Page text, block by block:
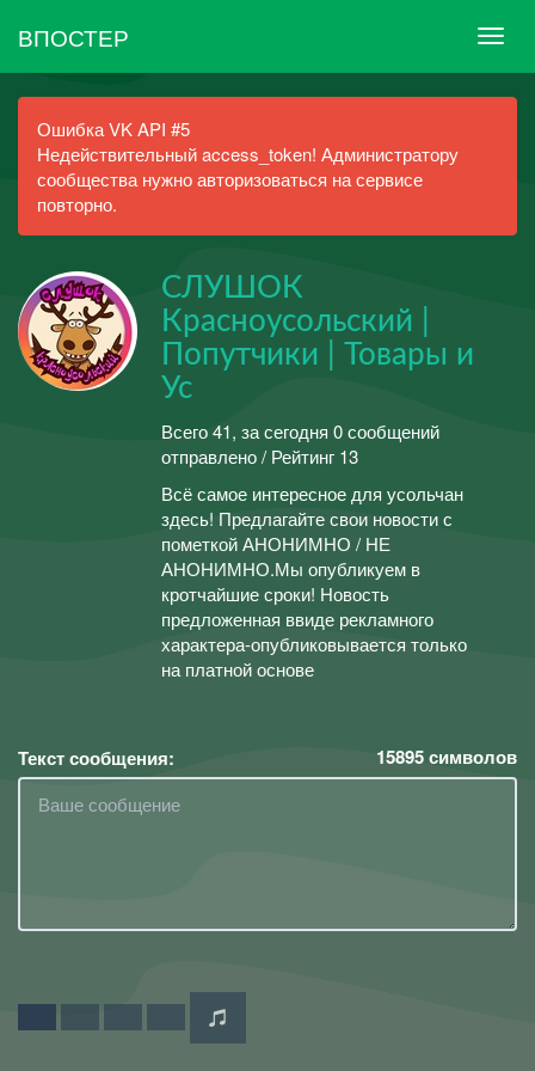
ВПОСТЕР
Ошибка VK API #5
Недействительный access_token! Администратору
сообщества нужно авторизоваться на сервисе
повторно.
СЛУШОК
Красноусольский |
Попутчики | Товары и
Ус
Всего 41, за сегодня 0 сообщений
отправлено / Рейтинг 13
Всё самое интересное для усольчан
здесь! Предлагайте свои новости с
пометкой АНОНИМНО / НЕ
АНОНИМНО.Мы опубликуем в
кротчайшие сроки! Новость
предложенная ввиде рекламного
характера-опубликовывается только
на платной основе
Текст сообщения: 15895символов